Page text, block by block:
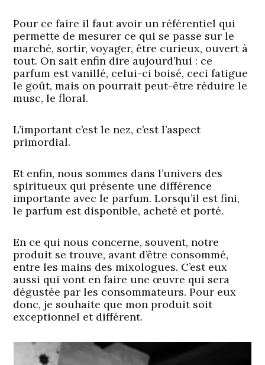
Pour ce faire il faut avoir un référentiel qui
permette de mesurer ce qui se passe sur le
marché, sortir, voyager, être curieux, ouvert à
tout. On sait enfin dire aujourd’hui : ce
parfum est vanillé, celui-ci boisé, ceci fatigue
le goût, mais on pourrait peut-être réduire le
musc, le floral.
L’important c’est le nez, c’est l’aspect
primordial.
Et enfin, nous sommes dans l’univers des
spiritueux qui présente une différence
importante avec le parfum. Lorsqu’il est fini,
le parfum est disponible, acheté et porté.
En ce qui nous concerne, souvent, notre
produit se trouve, avant d’être consommé,
entre les mains des mixologues. C’est eux
aussi qui vont en faire une œuvre qui sera
dégustée par les consommateurs. Pour eux
donc, je souhaite que mon produit soit
exceptionnel et différent.